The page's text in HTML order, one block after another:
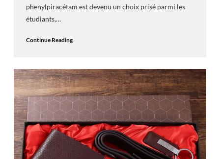
phenylpiracétam est devenu un choix prisé parmi les
étudiants,…
Continue Reading